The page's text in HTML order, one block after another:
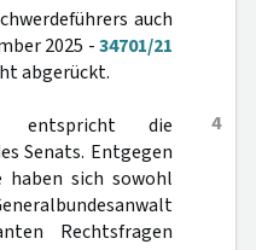
auch
2025 -34701/21
abgerückt.
4
entspricht die
Senats. Entgegen
haben sich sowohl
Rechtsfragen